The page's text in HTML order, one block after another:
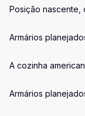
Posição nascente,
Armários
A cozinha
Armários